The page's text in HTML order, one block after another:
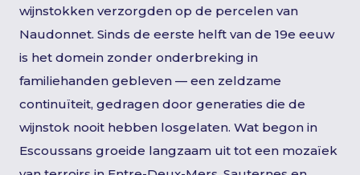
wijnstokken verzorgden op de percelen van
Naudonnet. Sinds de eerste helft van de 19e eeuw
is het domein zonder onderbreking in
familiehanden gebleven — een zeldzame
continuïteit, gedragen door generaties die de
wijnstok nooit hebben losgelaten. Wat begon in
Escoussans groeide langzaam uit tot een mozaïek